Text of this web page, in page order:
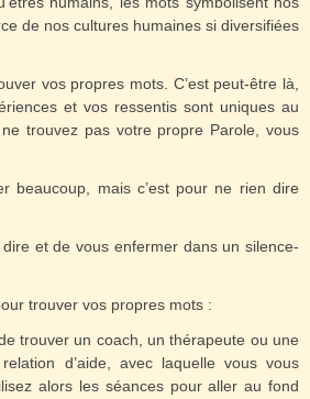
de nos cultures humaines si diversifiées
vos propres mots. C’est peut-être là,
et vos ressentis sont uniques au
trouvez pas votre propre Parole, vous
mais c’est pour ne rien dire
de vous enfermer dans un silence-
trouver vos propres mots :
trouver un coach, un thérapeute ou une
d’aide, avec laquelle vous vous
alors les séances pour aller au fond